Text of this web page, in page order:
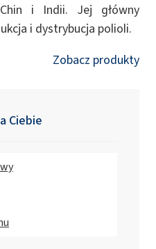
Chin i Indii. Jej główny
i dystrybucja polioli.
Zobacz produkty
Ciebie